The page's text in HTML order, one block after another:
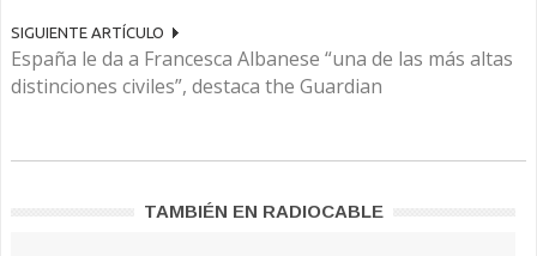
SIGUIENTE ARTÍCULO
España le da a Francesca Albanese “una de las más altas
distinciones civiles”, destaca the Guardian
TAMBIÉN EN RADIOCABLE